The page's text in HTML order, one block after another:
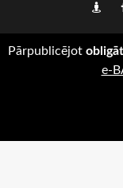
Pārpublicējot
e-